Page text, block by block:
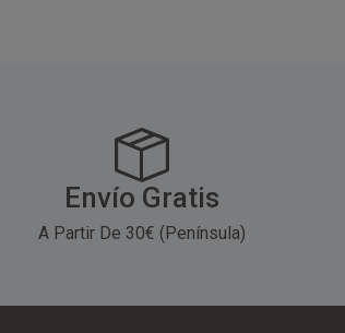
Envío Gratis
A Partir De 30€ (Península)